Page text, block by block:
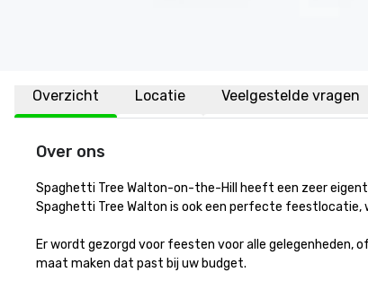
Overzicht Locatie Veelgestelde vragen
Over ons
Spaghetti Tree Walton-on-the-Hill heeft een zeer
Spaghetti Tree Walton is ook een perfecte
Er wordt gezorgd voor feesten voor alle gelegenheden,
maat maken dat past bij uw budget.